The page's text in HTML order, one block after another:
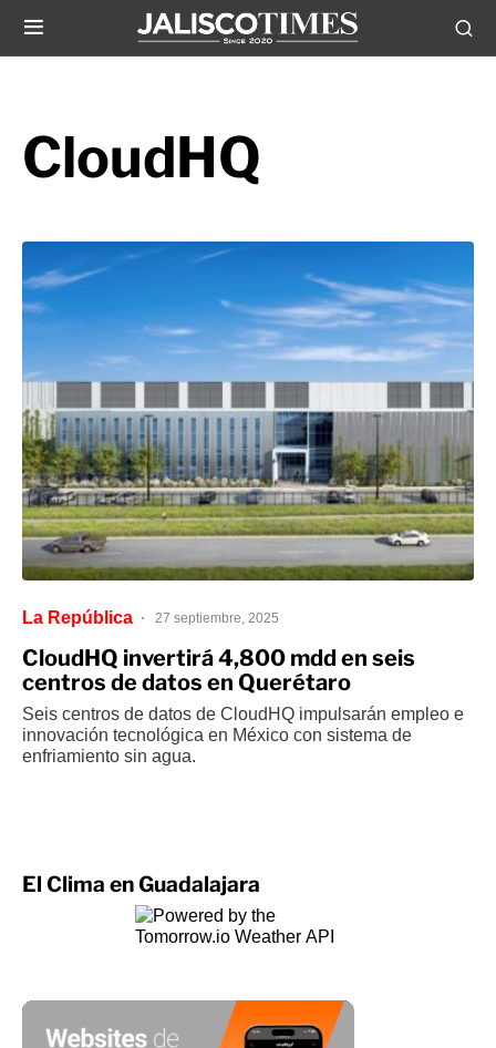
CloudHQ
La República 27 septiembre, 2025
CloudHQ invertirá 4,800 mdd en seis
centros de datos en Querétaro
Seis centros de datos de CloudHQ impulsarán empleo e
innovación tecnológica en México con sistema de
enfriamiento sin agua.
El Clima en Guadalajara